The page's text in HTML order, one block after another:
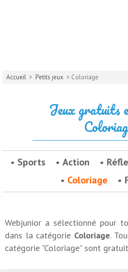
Accueil > Petits jeux > Coloriage
Jeux gratuits
Sports Action
Coloriage
Webjunior a sélectionné pour
dans la catégorie Coloriage.
catégorie "Coloriage" sont